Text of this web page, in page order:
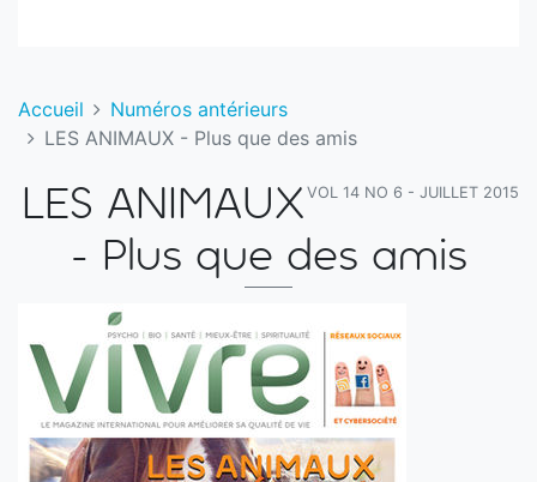
Accueil
Numéros antérieurs
LES ANIMAUX - Plus que des amis
VOL 14 NO 6 - JUILLET 2015
LES ANIMAUX
- Plus que des amis